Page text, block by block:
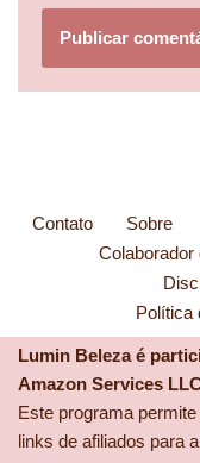
Contato Sobre
Colaborador
Política
Lumin Beleza é
Amazon Services
Este programa
links de afiliados para